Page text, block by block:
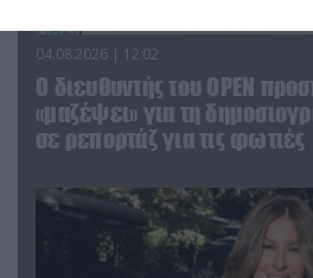
04.08.2026 | 12:02
O διευθυντής του OPEN
«μαζέψει» για τη
σε ρεπορτάζ για τις φωτιές